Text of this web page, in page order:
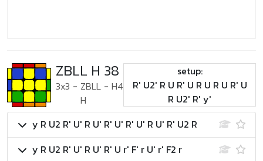
ZBLL H 38
3x3 - ZBLL
H
- H4
setup:
R' U2' R U R' U R U R U R' U
R U2' R' y'
y R U2 R' U' R U' R' U' R' U' R U' R' U2 R
y R U2 R' U' R U' R' U r' F' r U' r' F2 r